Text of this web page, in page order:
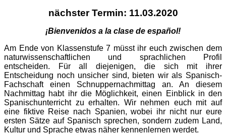
nächster Termin: 11.03.2020
¡Bienvenidos a la clase de español!
Am Ende von Klassenstufe 7 müsst ihr euch zwischen dem
naturwissenschaftlichen und sprachlichen Profil
entscheiden. Für all diejenigen, die sich mit ihrer
Entscheidung noch unsicher sind, bieten wir als Spanisch-
Fachschaft einen Schnuppernachmittag an. An diesem
Nachmittag habt ihr die Möglichkeit, einen Einblick in den
Spanischunterricht zu erhalten. Wir nehmen euch mit auf
eine fiktive Reise nach Spanien, wobei ihr nicht nur eure
ersten Sätze auf Spanisch sprechen, sondern zudem Land,
Kultur und Sprache etwas näher kennenlernen werdet.